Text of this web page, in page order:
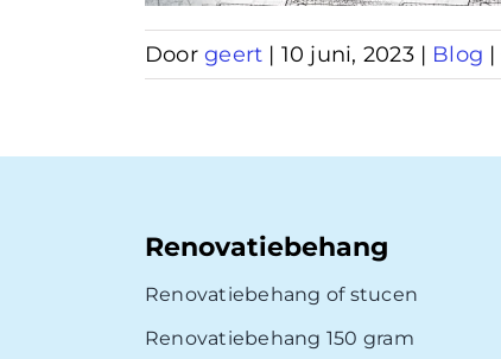
Doorgeert | 10 juni, 2023 | Blog |
Renovatiebehang
Renovatiebehang of stucen
Renovatiebehang 150 gram